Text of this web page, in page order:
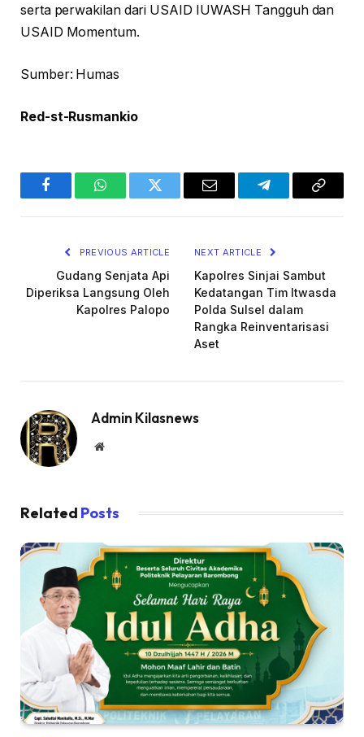
serta perwakilan dari USAID IUWASH Tangguh dan
USAID Momentum.
Sumber: Humas
Red-st-Rusmankio
FacebookWhatsAppTwitter Email TelegramCopy
PREVIOUS ARTICLE
Gudang Senjata Api
Diperiksa Langsung Oleh
Kapolres Palopo
NEXT ARTICLE
Kapolres Sinjai Sambut
Kedatangan Tim Itwasda
Polda Sulsel dalam
Rangka Reinventarisasi
Aset
Admin Kilasnews
Website
Related Posts